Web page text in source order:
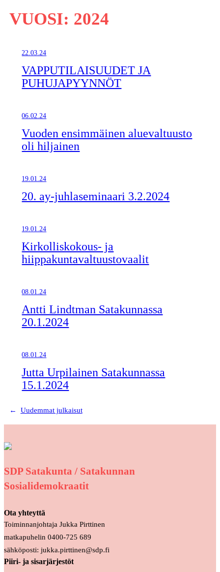
VUOSI: 2024
22.03.24
VAPPUTILAISUUDET JA
PUHUJAPYYNNÖT
06.02.24
Vuoden ensimmäinen aluevaltuusto
oli hiljainen
19.01.24
20. ay-juhlaseminaari 3.2.2024
19.01.24
Kirkolliskokous- ja
hiippakuntavaltuustovaalit
08.01.24
Antti Lindtman Satakunnassa
20.1.2024
08.01.24
Jutta Urpilainen Satakunnassa
15.1.2024
← Uudemmat julkaisut
SDP Satakunta / Satakunnan
Sosialidemokraatit
Ota yhteyttä
Toiminnanjohtaja Jukka Pirttinen
matkapuhelin 0400-725 689
sähköposti: jukka.pirttinen@sdp.fi
Piiri- ja sisarjärjestöt